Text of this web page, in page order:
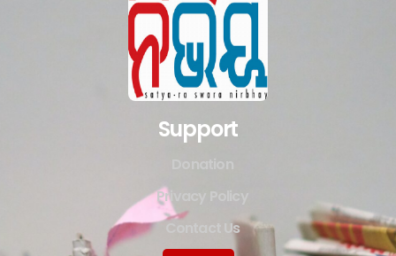
Support
Privacy Policy
Contact Us